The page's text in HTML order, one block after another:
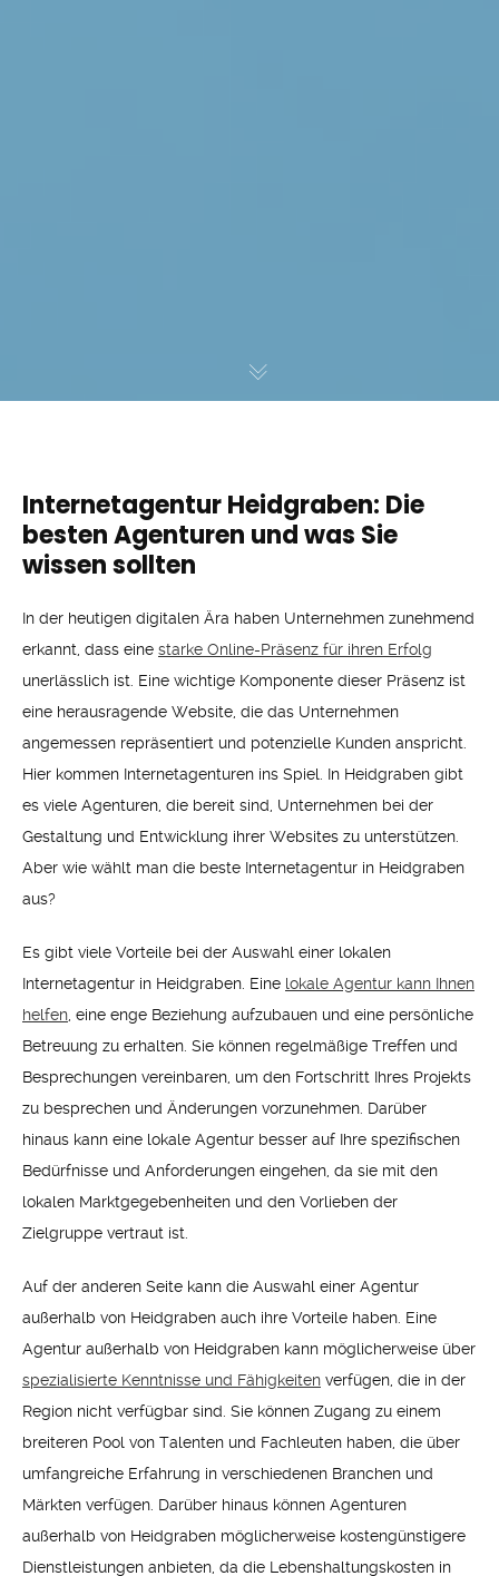
Internetagentur Heidgraben: Die
besten Agenturen und was Sie
wissen sollten
In der heutigen digitalen Ära haben Unternehmen zunehmend
erkannt, dass eine starke Online-Präsenz für ihren Erfolg
unerlässlich ist. Eine wichtige Komponente dieser Präsenz ist
eine herausragende Website, die das Unternehmen
angemessen repräsentiert und potenzielle Kunden anspricht.
Hier kommen Internetagenturen ins Spiel. In Heidgraben gibt
es viele Agenturen, die bereit sind, Unternehmen bei der
Gestaltung und Entwicklung ihrer Websites zu unterstützen.
Aber wie wählt man die beste Internetagentur in Heidgraben
aus?
Es gibt viele Vorteile bei der Auswahl einer lokalen
Internetagentur in Heidgraben. Eine lokale Agentur kann Ihnen
helfen , eine enge Beziehung aufzubauen und eine persönliche
Betreuung zu erhalten. Sie können regelmäßige Treffen und
Besprechungen vereinbaren, um den Fortschritt Ihres Projekts
zu besprechen und Änderungen vorzunehmen. Darüber
hinaus kann eine lokale Agentur besser auf Ihre spezifischen
Bedürfnisse und Anforderungen eingehen, da sie mit den
lokalen Marktgegebenheiten und den Vorlieben der
Zielgruppe vertraut ist.
Auf der anderen Seite kann die Auswahl einer Agentur
außerhalb von Heidgraben auch ihre Vorteile haben. Eine
Agentur außerhalb von Heidgraben kann möglicherweise über
spezialisierte Kenntnisse und Fähigkeiten verfügen, die in der
Region nicht verfügbar sind. Sie können Zugang zu einem
breiteren Pool von Talenten und Fachleuten haben, die über
umfangreiche Erfahrung in verschiedenen Branchen und
Märkten verfügen. Darüber hinaus können Agenturen
außerhalb von Heidgraben möglicherweise kostengünstigere
Dienstleistungen anbieten, da die Lebenshaltungskosten in